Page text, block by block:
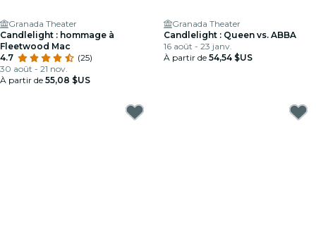
Granada Theater
Candlelight : hommage à
Fleetwood Mac
4.7
(25)
30 août - 21 nov.
À partir de 55,08 $US
Granada Theater
Candlelight : Queen vs. ABBA
16 août - 23 janv.
À partir de 54,54 $US